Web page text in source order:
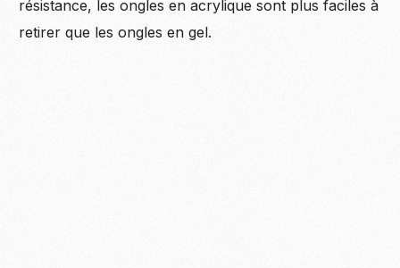
résistance, les ongles en acrylique sont plus faciles à
retirer que les ongles en gel.